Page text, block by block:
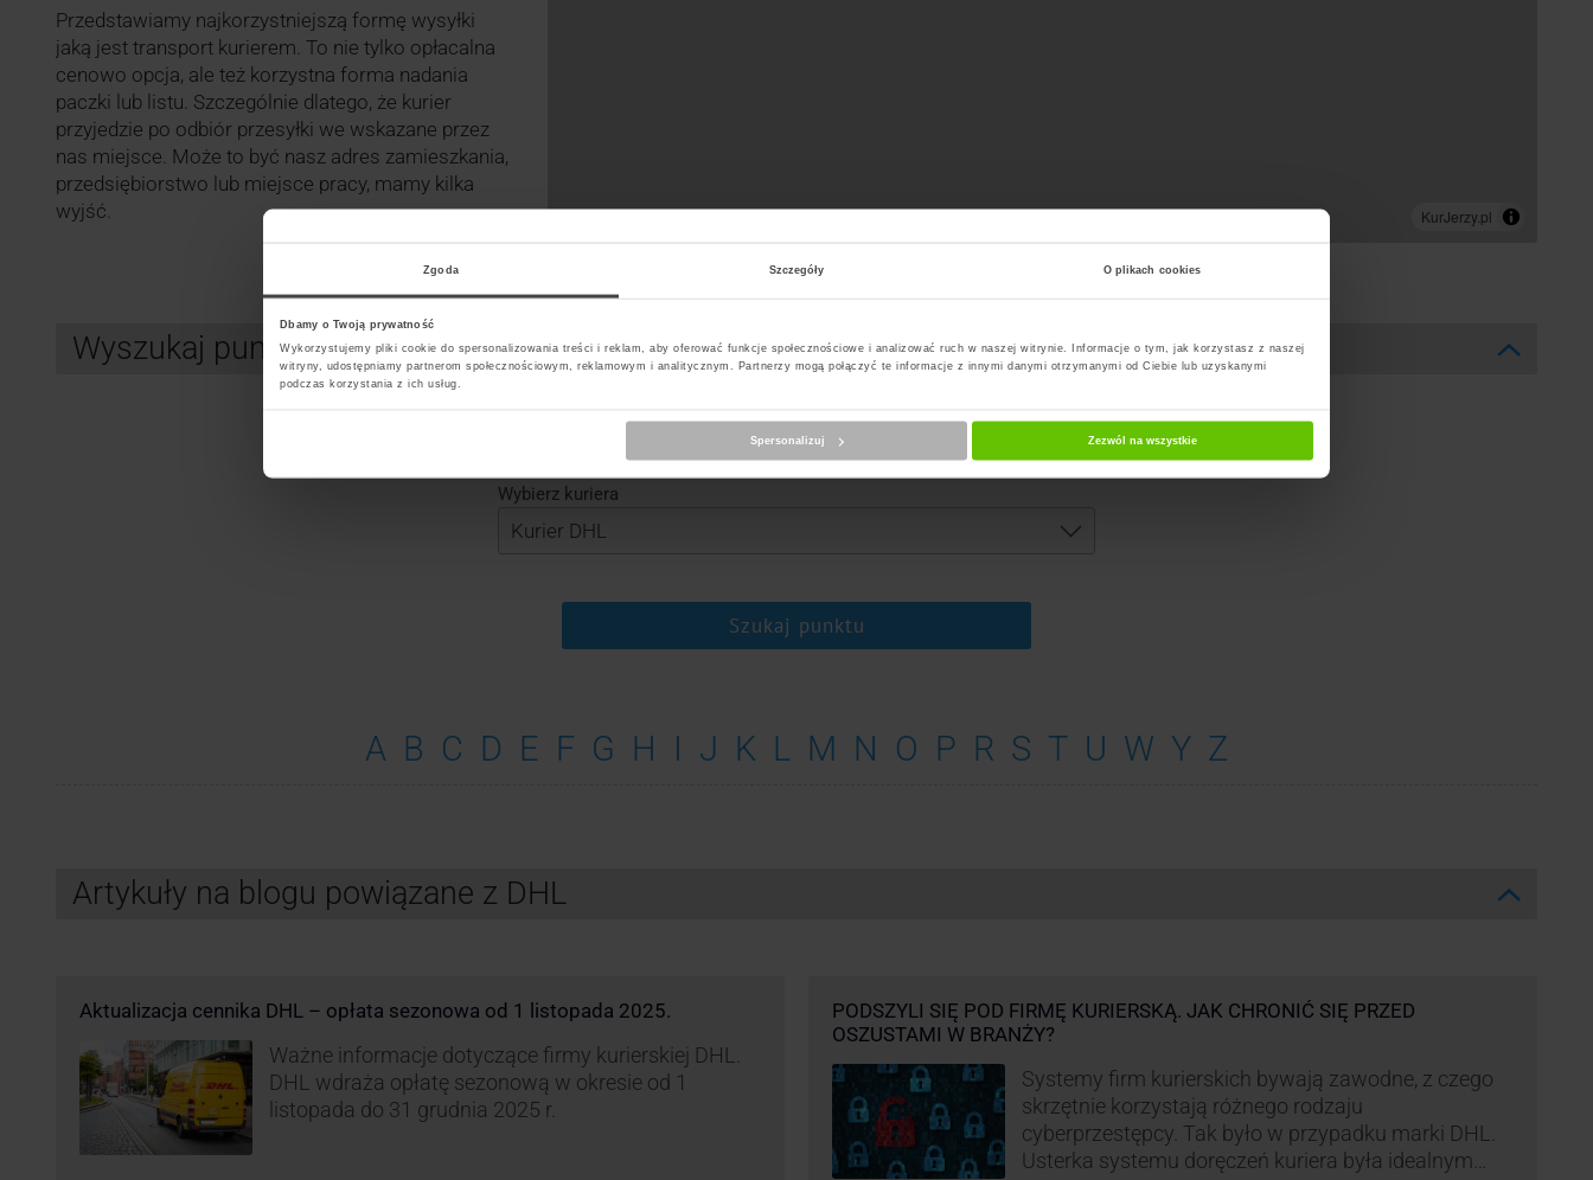
Zgoda Szczegóły O plikach cookies
Dbamy o Twoją prywatność
Wykorzystujemy pliki cookie do spersonalizowania treści i reklam, aby oferować funkcje społecznościowe i analizować ruch w naszej witrynie. Informacje o tym, jak korzystasz z naszej
witryny, udostępniamy partnerom społecznościowym, reklamowym i analitycznym. Partnerzy mogą połączyć te informacje z innymi danymi otrzymanymi od Ciebie lub uzyskanymi
podczas korzystania z ich usług.
Spersonalizuj Zezwól na wszystkie
Przedstawiamy najkorzystniejszą formę wysyłki
jaką jest transport kurierem. To nie tylko opłacalna
cenowo opcja, ale też korzystna forma nadania
paczki lub listu. Szczególnie dlatego, że kurier
przyjedzie po odbiór przesyłki we wskazane przez
nas miejsce. Może to być nasz adres zamieszkania,
przedsiębiorstwo lub miejsce pracy, mamy kilka
wyjść.
Wyszukaj punkt kurierski DHL
Wybierz kuriera
Szukaj punktu
A B C D E F G H I J K L M N O P R S T U W Y Z
Artykuły na blogu powiązane z DHL
Aktualizacja cennika DHL – opłata sezonowa od 1 listopada 2025.
Ważne informacje dotyczące firmy kurierskiej DHL.
DHL wdraża opłatę sezonową w okresie od 1
listopada do 31 grudnia 2025 r.
PODSZYLI SIĘ POD FIRMĘ KURIERSKĄ. JAK CHRONIĆ SIĘ PRZED
OSZUSTAMI W BRANŻY?
Systemy firm kurierskich bywają zawodne, z czego
skrzętnie korzystają różnego rodzaju
cyberprzestępcy. Tak było w przypadku marki DHL.
Usterka systemu doręczeń kuriera była idealnym